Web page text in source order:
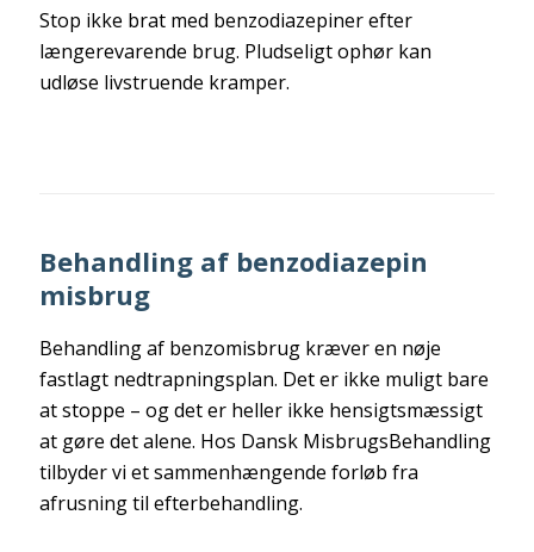
Stop ikke brat med benzodiazepiner efter
længerevarende brug. Pludseligt ophør kan
udløse livstruende kramper.
Behandling af benzodiazepin
misbrug
Behandling af benzomisbrug kræver en nøje
fastlagt nedtrapningsplan. Det er ikke muligt bare
at stoppe – og det er heller ikke hensigtsmæssigt
at gøre det alene. Hos Dansk MisbrugsBehandling
tilbyder vi et sammenhængende forløb fra
afrusning til efterbehandling.